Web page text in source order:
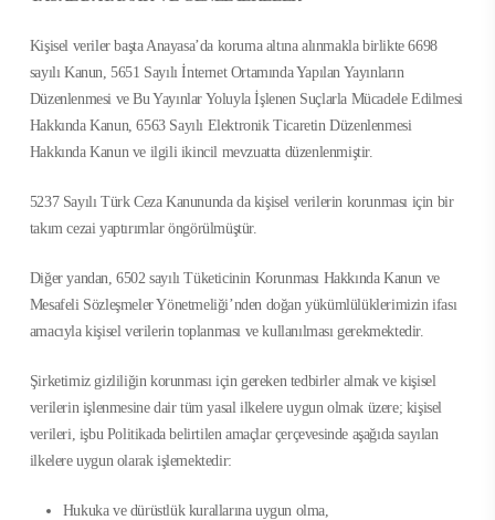
Kişisel veriler başta Anayasa’da koruma altına alınmakla birlikte 6698
sayılı Kanun, 5651 Sayılı İnternet Ortamında Yapılan Yayınların
Düzenlenmesi ve Bu Yayınlar Yoluyla İşlenen Suçlarla Mücadele Edilmesi
Hakkında Kanun, 6563 Sayılı Elektronik Ticaretin Düzenlenmesi
Hakkında Kanun ve ilgili ikincil mevzuatta düzenlenmiştir.
5237 Sayılı Türk Ceza Kanununda da kişisel verilerin korunması için bir
takım cezai yaptırımlar öngörülmüştür.
Diğer yandan, 6502 sayılı Tüketicinin Korunması Hakkında Kanun ve
Mesafeli Sözleşmeler Yönetmeliği’nden doğan yükümlülüklerimizin ifası
amacıyla kişisel verilerin toplanması ve kullanılması gerekmektedir.
Şirketimiz gizliliğin korunması için gereken tedbirler almak ve kişisel
verilerin işlenmesine dair tüm yasal ilkelere uygun olmak üzere; kişisel
verileri, işbu Politikada belirtilen amaçlar çerçevesinde aşağıda sayılan
ilkelere uygun olarak işlemektedir:
Hukuka ve dürüstlük kurallarına uygun olma,